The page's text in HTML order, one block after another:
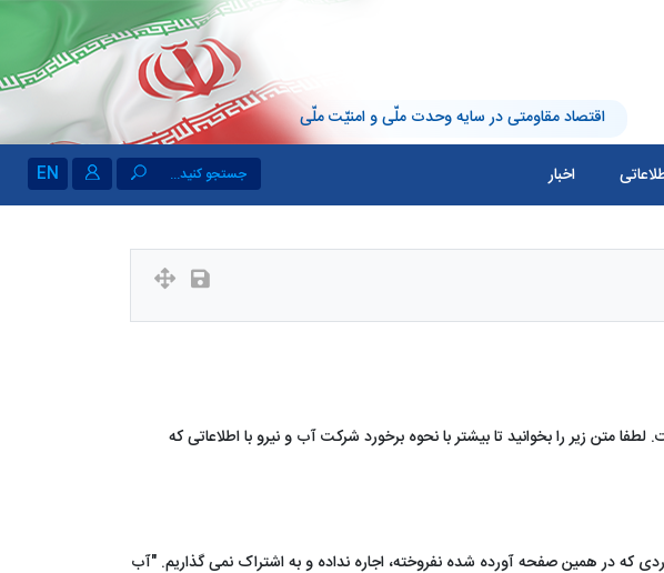
اقتصاد مقاومتی در سایه وحدت ملّی و امنیّت ملّی
اخبار EN جستجو کنید...
زیر را بخوانید تا بیشتر با نحوه برخورد شرکت آب و نیرو با اطلاعاتی که
که در همین صفحه آورده شده نفروخته، اجاره نداده و به اشتراک نمی گذاریم. "آب